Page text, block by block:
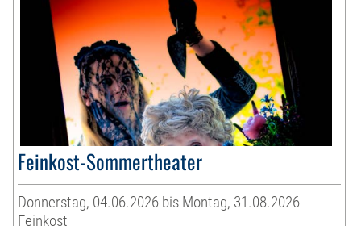
Feinkost-Sommertheater
Donnerstag, 04.06.2026 bis Montag, 31.08.2026
Feinkost